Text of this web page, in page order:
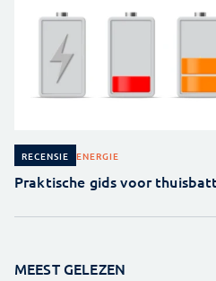
RECENSIE ENERGIE
Praktische gids voor
MEEST GELEZEN